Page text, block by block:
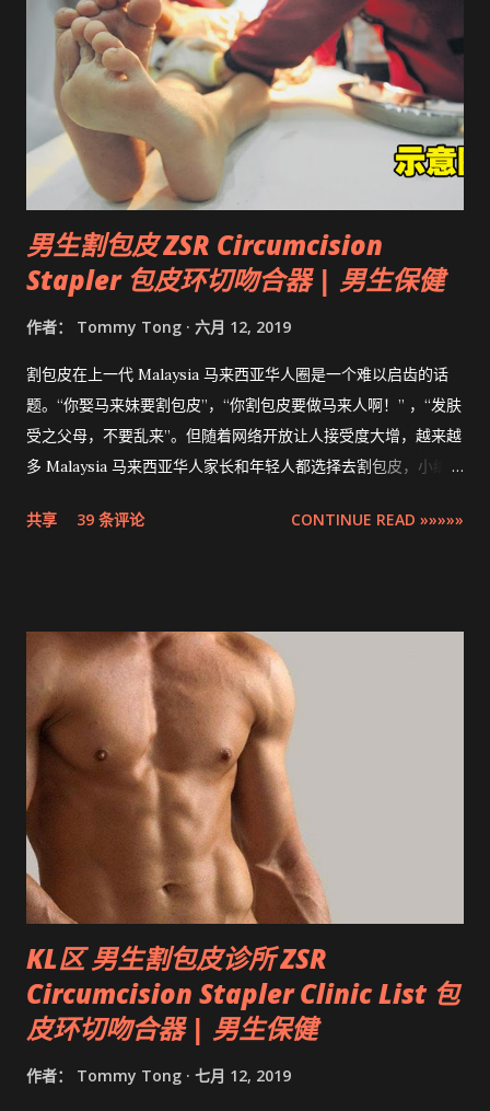
男生割包皮 ZSR Circumcision
Stapler 包皮环切吻合器 | 男生保健
作者： Tommy Tong 六月 12, 2019
割包皮在上一代 Malaysia 马来西亚华人圈是一个难以启齿的话
题。“你娶马来妹要割包皮”，“你割包皮要做马来人啊！” ，“发肤
受之父母，不要乱来”。但随着网络开放让人接受度大增，越来越
多 Malaysia 马来西亚华人家长和年轻人都选择去割包皮，小编多
的是最先进，零出血，零缝针，15分钟快速完成的 ZSR
共享 39 条评论 CONTINUE READ »»»»»
KL区 男生割包皮诊所 ZSR
Circumcision Stapler Clinic List 包
皮环切吻合器 | 男生保健
作者： Tommy Tong 七月 12, 2019